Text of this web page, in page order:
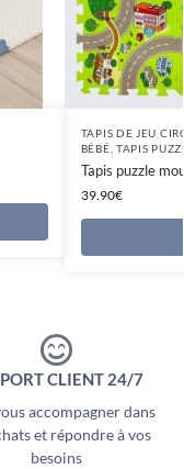
TAPIS DE JEU
BÉBÉ TAPIS
Tapis puzzle
39.90€
CLIENT 24/7
accompagner dans
et répondre à vos
besoins